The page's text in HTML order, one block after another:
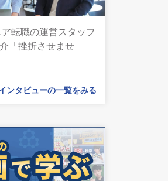
転職の運営スタッフ
「挫折させませ
ンタビューの一覧をみる